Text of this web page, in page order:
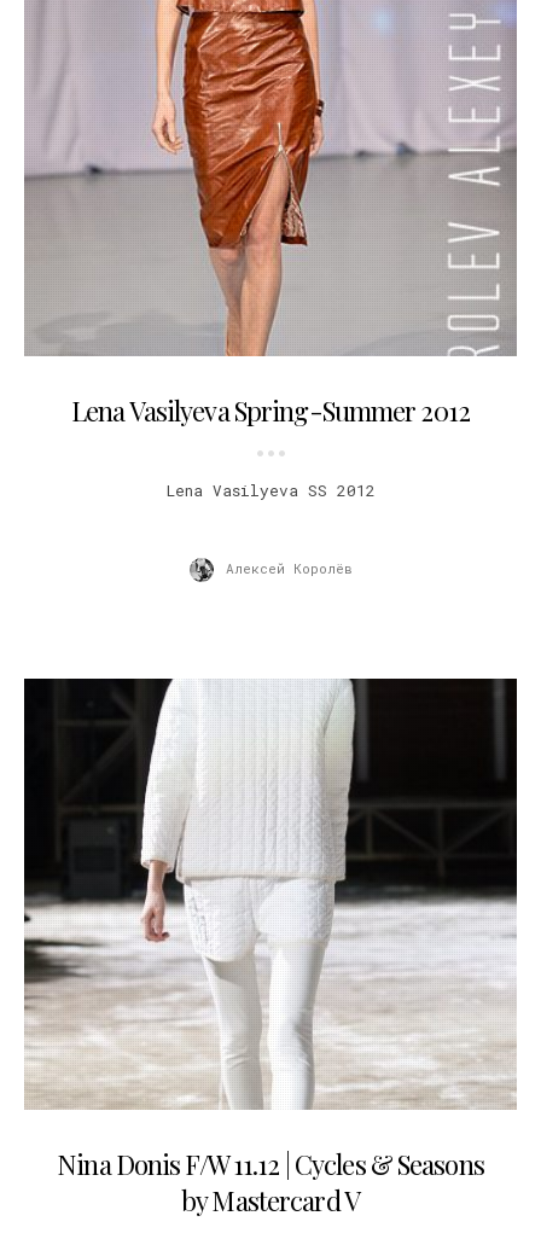
Lena Vasilyeva Spring-Summer 2012
Lena Vasilyeva SS 2012
Алексей Королёв
Nina Donis F/W 11.12 | Cycles & Seasons
by Mastercard V